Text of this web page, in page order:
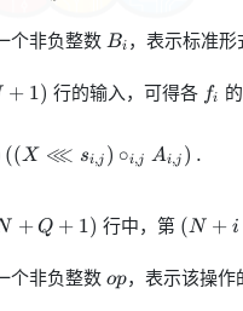
s_{i,j}\le
63
个非负整数 B_i
Bi ，表示标准
+ 1 ) 行的输入，可得各 f_i
fi 的
((X ⋘ si,j ) ∘i,j Ai,j ) .
+ Q + 1) 行中，第 (N + i
个非负整数 op
op，表示该操作